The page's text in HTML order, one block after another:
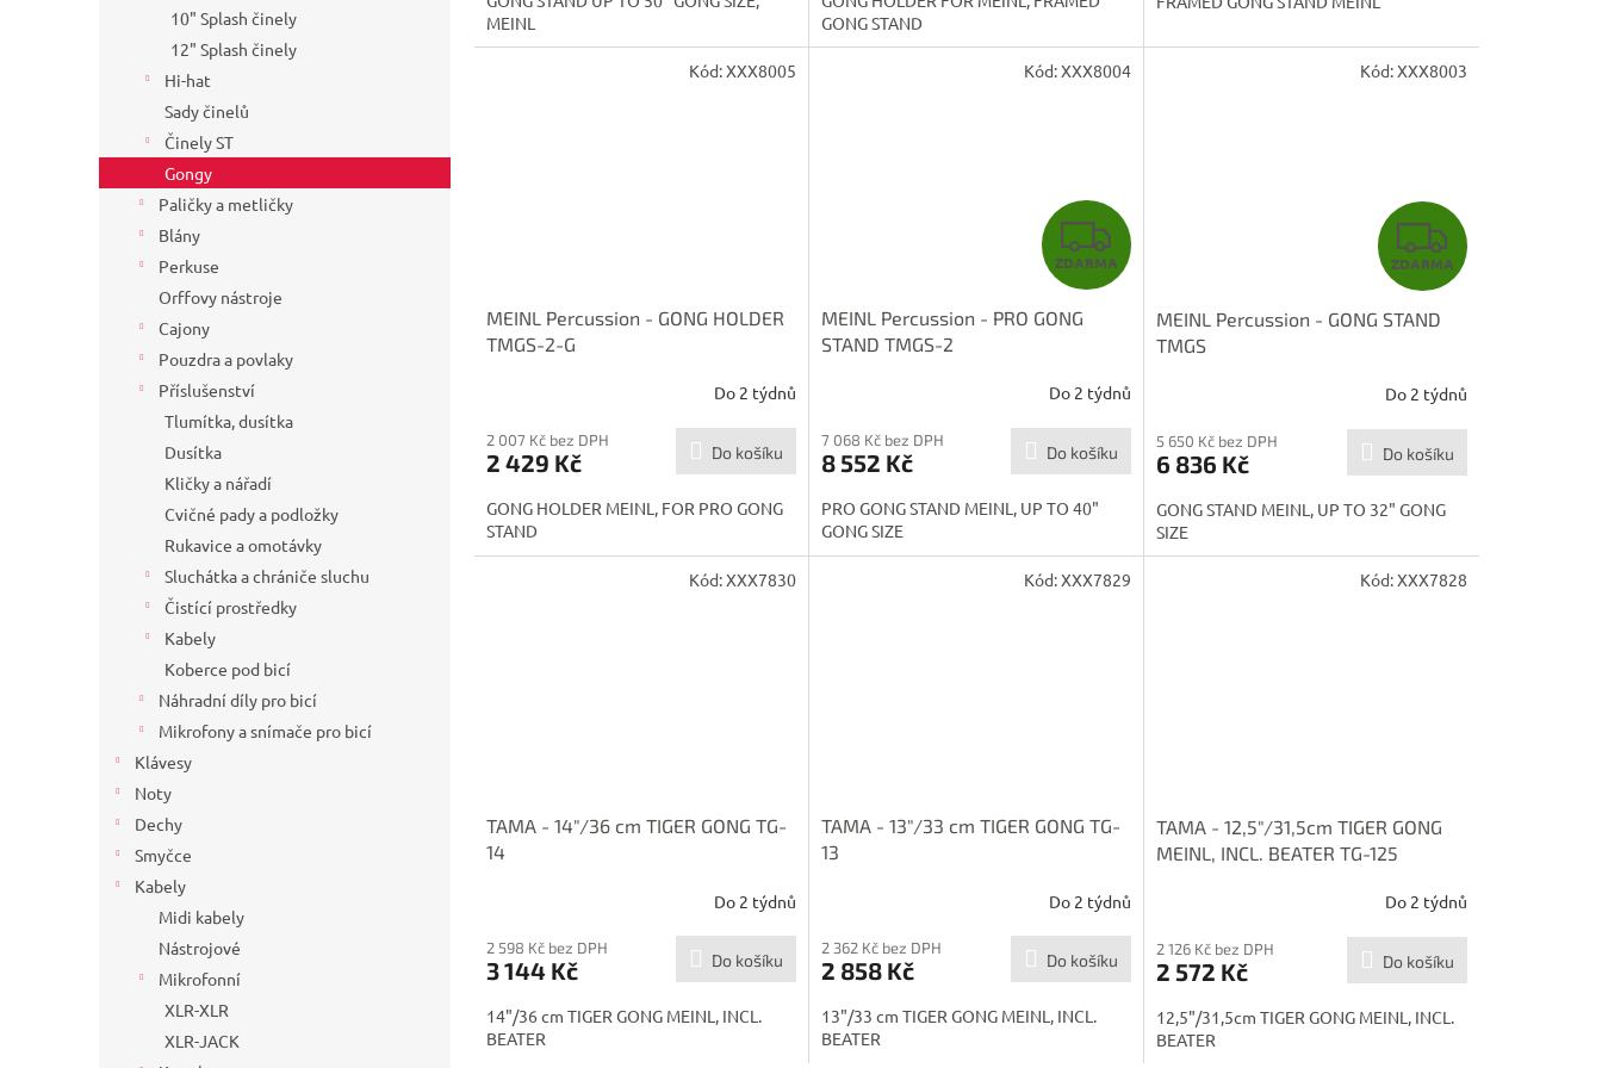
10" Splash činely
12" Splash činely
Hi-hat
Sady činelů
Činely ST
Gongy
Paličky a metličky
Blány
Perkuse
Orffovy nástroje
Cajony
Pouzdra a povlaky
Příslušenství
Tlumítka, dusítka
Dusítka
Kličky a nářadí
Cvičné pady a podložky
Rukavice a omotávky
Sluchátka a chrániče sluchu
Čistící prostředky
Kabely
Koberce pod bicí
Náhradní díly pro bicí
Mikrofony a snímače pro bicí
Klávesy
Noty
Dechy
Smyčce
Kabely
Midi kabely
Nástrojové
Mikrofonní
XLR-XLR
XLR-JACK
MEINL
GONG STAND
MEINL Percussion - GONG HOLDER
TMGS-2-G
Do 2 týdnů
2 007 Kč bez DPH
2 429 Kč Do košíku
GONG HOLDER MEINL, FOR PRO GONG
STAND
Kód:XXX8005
Z
D
R
M
A
ZDARMA
MEINL Percussion - PRO GONG
STAND TMGS-2
Do 2 týdnů
7 068 Kč bez DPH
8 552 Kč Do košíku
PRO GONG STAND MEINL, UP TO 40"
GONG SIZE
Kód:XXX8004
Z
D
R
M
A
ZDARMA
MEINL Percussion - GONG STAND
TMGS
Do 2 týdnů
5 650 Kč bez DPH
6 836 Kč Do košíku
GONG STAND MEINL, UP TO 32" GONG
SIZE
Kód:XXX8003
TAMA - 14"/36 cm TIGER GONG TG-
14
Do 2 týdnů
2 598 Kč bez DPH
3 144 Kč Do košíku
14"/36 cm TIGER GONG MEINL, INCL.
BEATER
Kód:XXX7830
TAMA - 13"/33 cm TIGER GONG TG-
13
Do 2 týdnů
2 362 Kč bez DPH
2 858 Kč Do košíku
13"/33 cm TIGER GONG MEINL, INCL.
BEATER
Kód:XXX7829
TAMA - 12,5"/31,5cm TIGER GONG
MEINL, INCL. BEATER TG-125
Do 2 týdnů
2 126 Kč bez DPH
2 572 Kč Do košíku
12,5"/31,5cm TIGER GONG MEINL, INCL.
BEATER
Kód:XXX7828